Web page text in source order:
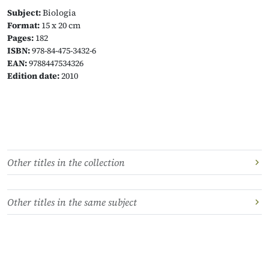
Subject:Biologia
Format: 15 x 20 cm
Pages: 182
ISBN:978-84-475-3432-6
EAN:9788447534326
Edition date:2010
Other titles in the collection
Other titles in the same subject